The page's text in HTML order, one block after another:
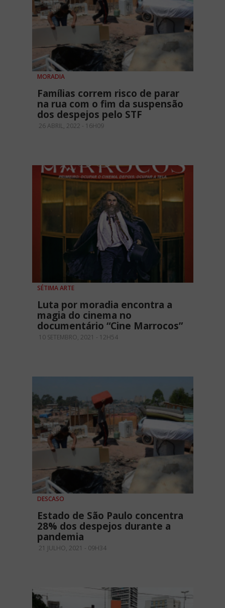
MORADIA
Famílias correm risco de parar
na rua com o fim da suspensão
dos despejos pelo STF
26 ABRIL, 2022 - 16H09
SÉTIMA ARTE
Luta por moradia encontra a
magia do cinema no
documentário “Cine Marrocos”
10 SETEMBRO, 2021 - 12H54
DESCASO
Estado de São Paulo concentra
28% dos despejos durante a
pandemia
21 JULHO, 2021 - 09H34